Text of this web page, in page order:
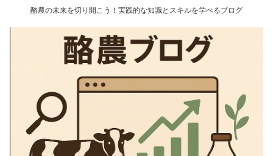
酪農の未来を切り開こう！実践的な知識とスキルを学べるブログ